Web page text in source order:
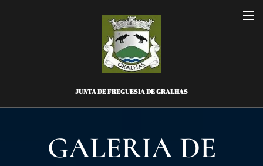
JUNTA DE FREGUESIA DE GRALHAS
GALERIA DE